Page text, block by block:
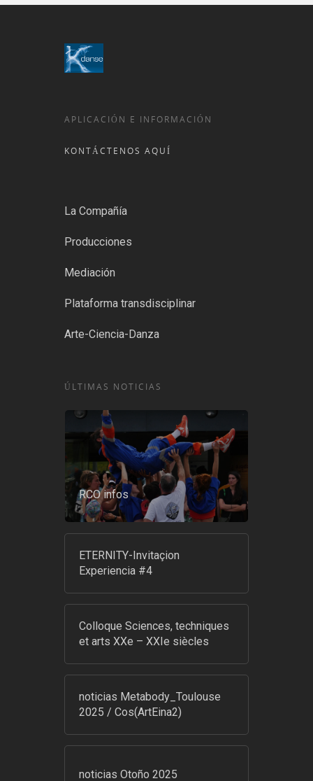
APLICACIÓN E INFORMACIÓN
KONTÁCTENOS AQUÍ
La Compañía
Producciones
Mediación
Plataforma transdisciplinar
Arte-Ciencia-Danza
ÚLTIMAS NOTICIAS
RCO infos
ETERNITY-Invitaçion
Experiencia #4
Colloque Sciences, techniques
et arts XXe – XXIe siècles
noticias Metabody_Toulouse
2025 / Cos(ArtEina2)
noticias Otoño 2025